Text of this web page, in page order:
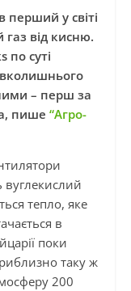
у світі
газ від кисню.
по суті
– перш за
пише “Агро-
вуглекислий
тепло, яке
в
поки
таку ж
200